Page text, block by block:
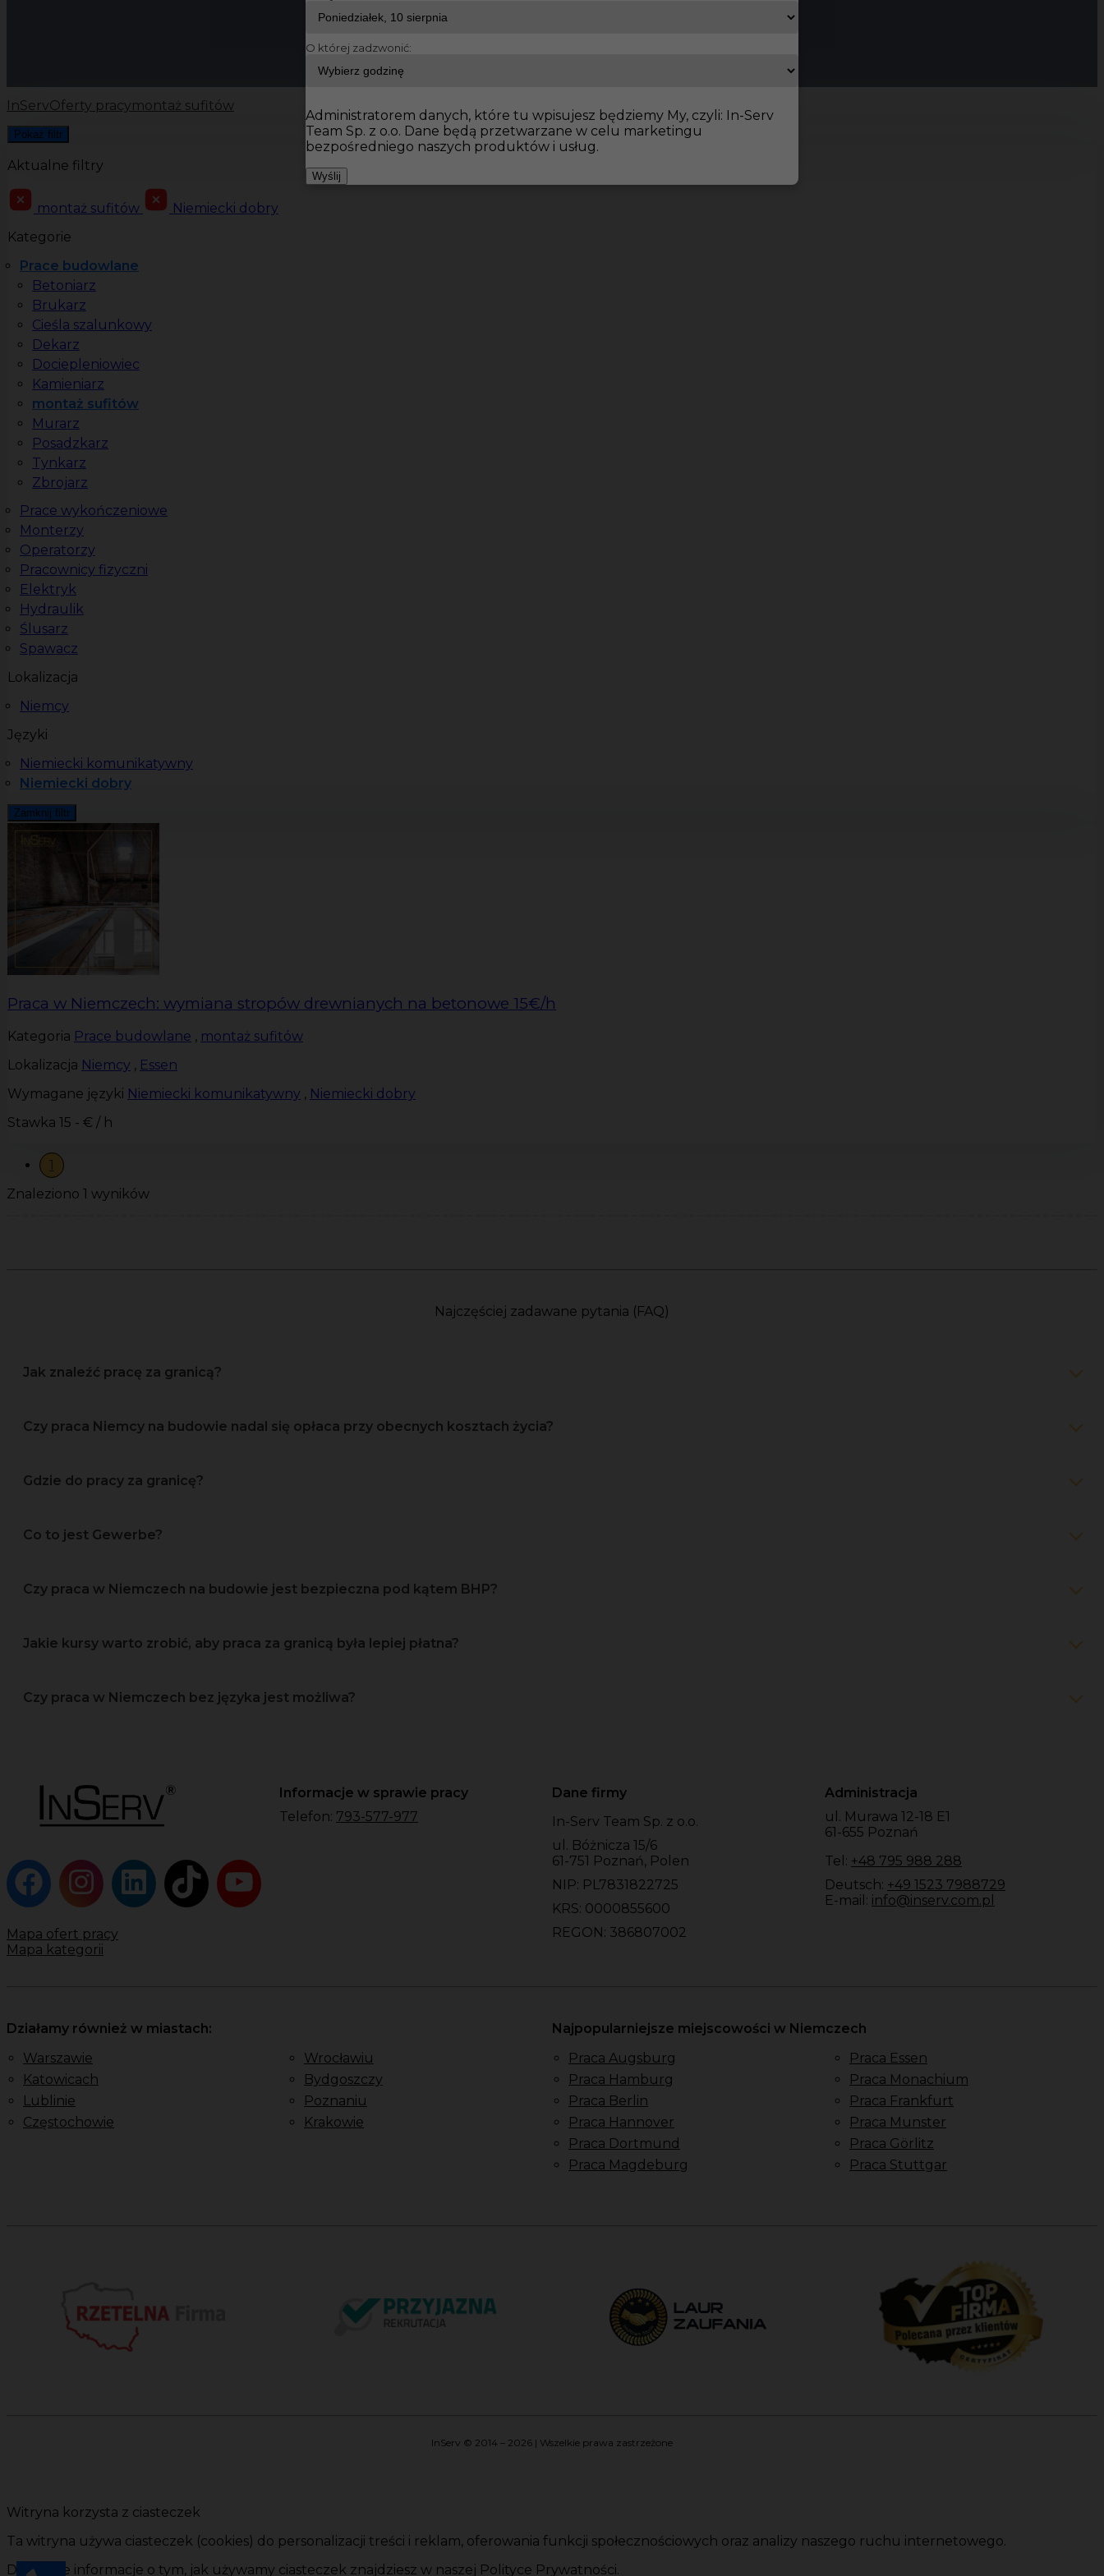
InServOferty pracymontaż sufitów
Pokaż filtr
Aktualne filtry
montaż sufitów
Niemiecki dobry
Kategorie
Prace budowlane
Betoniarz
Brukarz
Cieśla szalunkowy
Dekarz
Dociepleniowiec
Kamieniarz
montaż sufitów
Murarz
Posadzkarz
Tynkarz
Zbrojarz
Prace wykończeniowe
Monterzy
Operatorzy
Pracownicy fizyczni
Elektryk
Hydraulik
Ślusarz
Spawacz
Lokalizacja
Niemcy
Języki
Niemiecki komunikatywny
Niemiecki dobry
Zamknij filtr
Praca w Niemczech: wymiana stropów drewnianych na betonowe 15€/h
Kategoria Prace budowlane , montaż sufitów
Lokalizacja Niemcy , Essen
Wymagane języki Niemiecki komunikatywny , Niemiecki dobry
Stawka 15 - € / h
1
Znaleziono 1 wyników
Najczęściej zadawane pytania (FAQ)
Jak znaleźć pracę za granicą?
Czy praca Niemcy na budowie nadal się opłaca przy obecnych kosztach życia?
Gdzie do pracy za granicę?
Co to jest Gewerbe?
Czy praca w Niemczech na budowie jest bezpieczna pod kątem BHP?
Jakie kursy warto zrobić, aby praca za granicą była lepiej płatna?
Czy praca w Niemczech bez języka jest możliwa?
Mapa ofert pracy
Mapa kategorii
Informacje w sprawie pracy
Telefon: 793-577-977
Dane firmy
In-Serv Team Sp. z o.o.
ul. Bóżnicza 15/6
61-751 Poznań, Polen
NIP: PL7831822725
KRS: 0000855600
REGON: 386807002
Administracja
ul. Murawa 12-18 E1
61-655 Poznań
Tel: +48 795 988 288
Deutsch: +49 1523 7988729
E-mail: info@inserv.com.pl
Działamy również w miastach:
Warszawie
Katowicach
Lublinie
Częstochowie
Wrocławiu
Bydgoszczy
Poznaniu
Krakowie
Najpopularniejsze miejscowości w Niemczech
Praca Augsburg
Praca Hamburg
Praca Berlin
Praca Hannover
Praca Dortmund
Praca Magdeburg
Praca Essen
Praca Monachium
Praca Frankfurt
Praca Munster
Praca Görlitz
Praca Stuttgar
InServ © 2014 – 2026 | Wszelkie prawa zastrzeżone
O której zadzwonić:
Administratorem danych, które tu wpisujesz będziemy My, czyli: In-Serv
Team Sp. z o.o. Dane będą przetwarzane w celu marketingu
bezpośredniego naszych produktów i usług.
Wyślij
Witryna korzysta z ciasteczek
Ta witryna używa ciasteczek (cookies) do personalizacji treści i reklam, oferowania funkcji społecznościowych oraz analizy naszego ruchu internetowego.
Dokładne informacje o tym, jak używamy ciasteczek znajdziesz w naszej Polityce Prywatności.